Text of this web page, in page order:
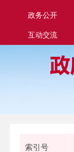
政务公开
互动交流
索引号